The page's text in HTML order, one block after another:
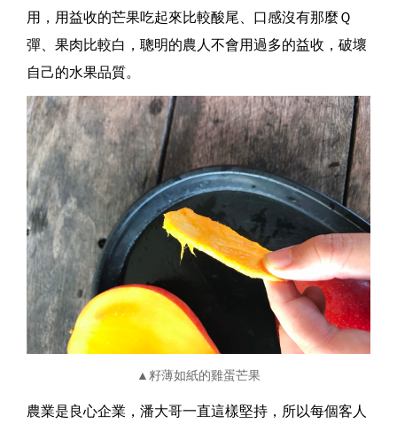
用，用益收的芒果吃起來比較酸尾、口感沒有那麼Ｑ
彈、果肉比較白，聰明的農人不會用過多的益收，破壞
自己的水果品質。
▲籽薄如紙的雞蛋芒果
農業是良心企業，潘大哥一直這樣堅持，所以每個客人